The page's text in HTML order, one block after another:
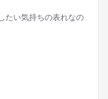
たい気持ちの表れなの